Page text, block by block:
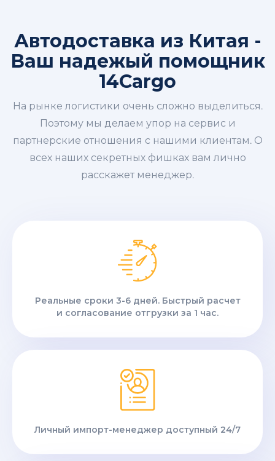
Автодоставка из Китая -
Ваш надежый помощник
14Cargo
На рынке логистики очень сложно выделиться.
Поэтому мы делаем упор на сервис и
партнерские отношения с нашими клиентам. О
всех наших секретных фишках вам лично
расскажет менеджер.
Реальные сроки 3-6 дней. Быстрый расчет
и согласование отгрузки за 1 час.
Личный импорт-менеджер доступный 24/7